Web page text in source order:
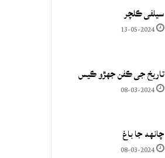
سيلفي ڪلچر
13-05-2024
تاريخ جي ڪفن جھڙو ڪيس
08-03-2024
چانهه جا باغ
08-03-2024